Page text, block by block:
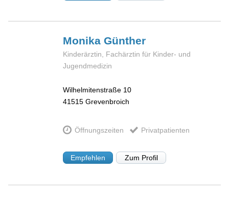
MonikaGünther
Kinderärztin, Fachärztin für Kinder- und
Jugendmedizin
Wilhelmitenstraße 10
41515 Grevenbroich
Öffnungszeiten Privatpatienten
Empfehlen Zum Profil